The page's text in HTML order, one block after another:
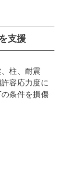
支援
柱、耐震
容応力度に
条件を損傷